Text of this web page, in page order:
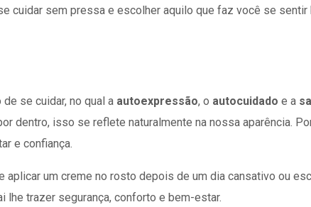
cuidar sem pressa e escolher aquilo que faz você se
se cuidar, no qual a autoexpressão, o autocuidado e a
dentro, isso se reflete naturalmente na nossa aparência.
e confiança.
aplicar um creme no rosto depois de um dia cansativo ou
lhe trazer segurança, conforto e bem-estar.